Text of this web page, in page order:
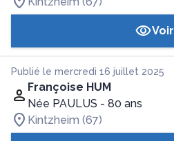
Voir
Publié le mercredi 16 juillet 2025
Françoise HUM
Née PAULUS - 80 ans
Kintzheim (67)